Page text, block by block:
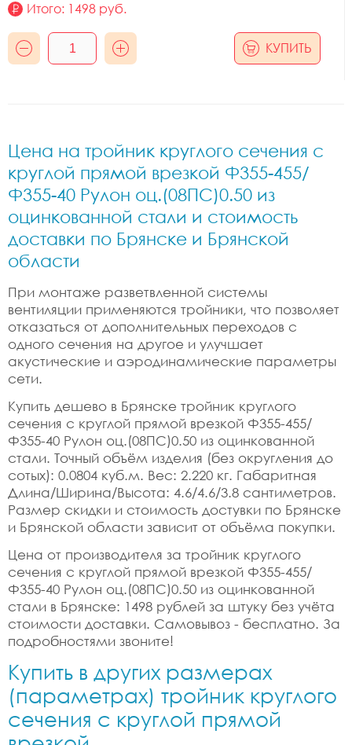
Итого: 1498 руб.
КУПИТЬ
Цена на тройник круглого сечения с
круглой прямой врезкой Ф355-455/
Ф355-40 Рулон оц.(08ПС)0.50 из
оцинкованной стали и стоимость
доставки по Брянске и Брянской
области
При монтаже разветвленной системы
вентиляции применяются тройники, что позволяет
отказаться от дополнительных переходов с
одного сечения на другое и улучшает
акустические и аэродинамические параметры
сети.
Купить дешево в Брянске тройник круглого
сечения с круглой прямой врезкой Ф355-455/
Ф355-40 Рулон оц.(08ПС)0.50 из оцинкованной
стали. Точный объём изделия (без округления до
сотых): 0.0804 куб.м. Вес: 2.220 кг. Габаритная
Длина/Ширина/Высота: 4.6/4.6/3.8 сантиметров.
Размер скидки и стоимость достувки по Брянске
и Брянской области зависит от объёма покупки.
Цена от производителя за тройник круглого
сечения с круглой прямой врезкой Ф355-455/
Ф355-40 Рулон оц.(08ПС)0.50 из оцинкованной
стали в Брянске: 1498 рублей за штуку без учёта
стоимости доставки. Самовывоз - бесплатно. За
подробностями звоните!
Купить в других размерах
(параметрах) тройник круглого
сечения с круглой прямой